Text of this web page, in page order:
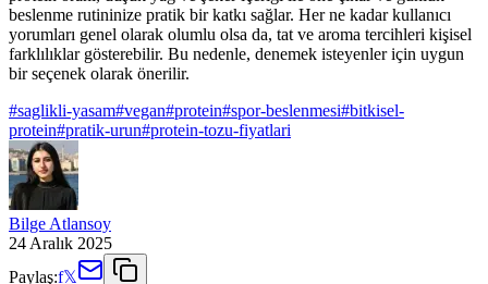
beslenme rutininize pratik bir katkı sağlar. Her ne kadar kullanıcı
yorumları genel olarak olumlu olsa da, tat ve aroma tercihleri kişisel
farklılıklar gösterebilir. Bu nedenle, denemek isteyenler için uygun
bir seçenek olarak önerilir.
#saglikli-yasam#vegan#protein#spor-beslenmesi#bitkisel-
protein#pratik-urun#protein-tozu-fiyatlari
Bilge Atlansoy
24 Aralık 2025
Paylaş:f𝕏